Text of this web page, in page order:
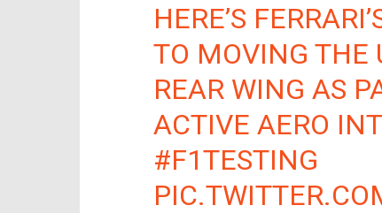
HERE’S
TO MOVING THE
REAR WING AS
ACTIVE AERO
#F1TESTING